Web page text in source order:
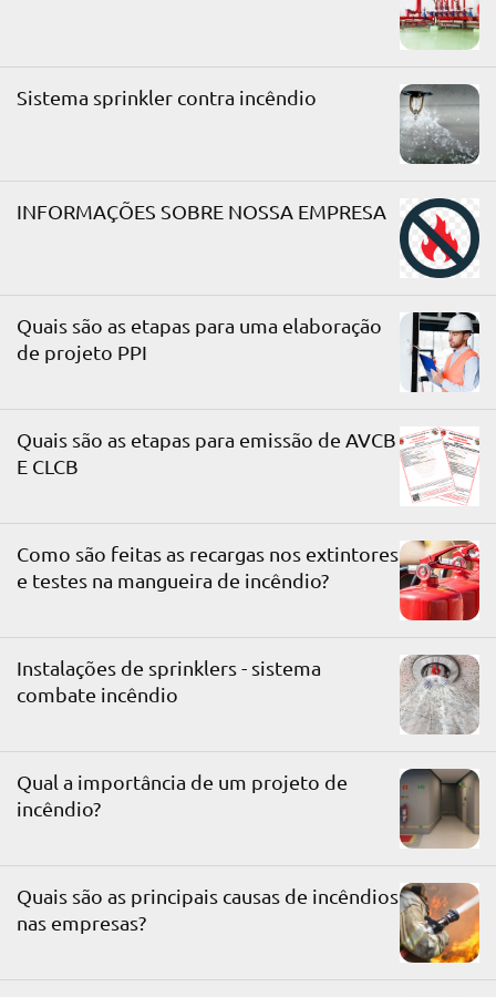
Sistema sprinkler contra incêndio
INFORMAÇÕES SOBRE NOSSA EMPRESA
Quais são as etapas para uma elaboração
de projeto PPI
Quais são as etapas para emissão de AVCB
E CLCB
Como são feitas as recargas nos extintores
e testes na mangueira de incêndio?
Instalações de sprinklers - sistema
combate incêndio
Qual a importância de um projeto de
incêndio?
Quais são as principais causas de incêndios
nas empresas?